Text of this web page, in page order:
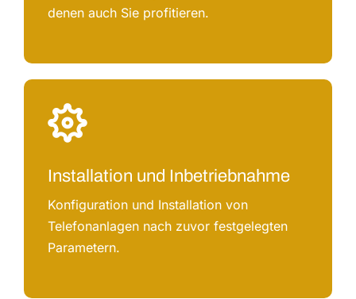
denen auch Sie profitieren.
Installation und Inbetriebnahme
Konfiguration und Installation von
Telefonanlagen nach zuvor festgelegten
Parametern.